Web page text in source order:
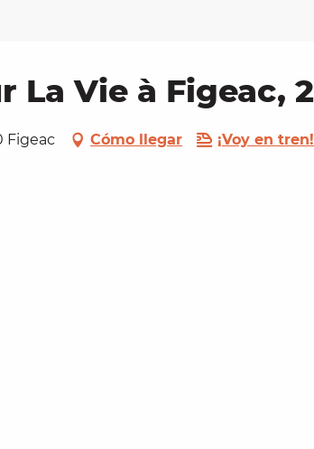
La Vie à Figeac,
Figeac Cómo llegar ¡Voy en tren!